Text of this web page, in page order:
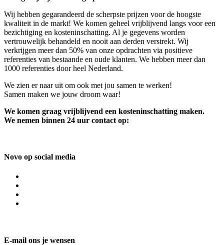
Wij hebben gegarandeerd de scherpste prijzen voor de hoogste
kwaliteit in de markt! We komen geheel vrijblijvend langs voor een
bezichtiging en kosteninschatting. Al je gegevens worden
vertrouwelijk behandeld en nooit aan derden verstrekt. Wij
verkrijgen meer dan 50% van onze opdrachten via positieve
referenties van bestaande en oude klanten. We hebben meer dan
1000 referenties door heel Nederland.
We zien er naar uit om ook met jou samen te werken!
Samen maken we jouw droom waar!
We komen graag vrijblijvend een kosteninschatting maken.
We nemen binnen 24 uur contact op:
Novo op social media
E-mail ons je wensen